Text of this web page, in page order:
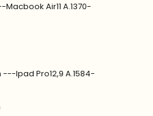
Macbook Air11 A.1370-
---Ipad Pro12,9 A.1584-